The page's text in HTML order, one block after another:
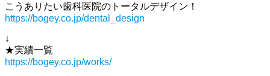
こうありたい歯科医院のトータルデザイン！
https://bogey.co.jp/dental_design
↓
★実績一覧
https://bogey.co.jp/works/